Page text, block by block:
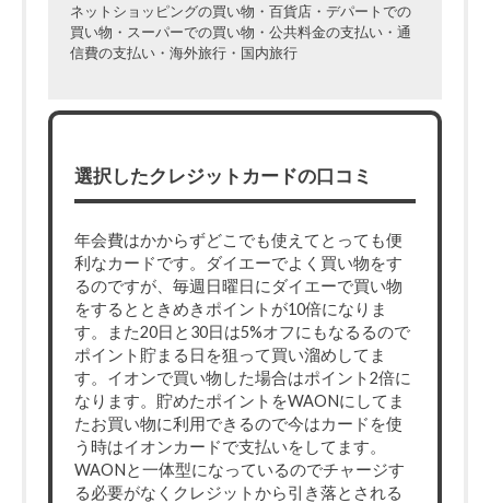
ネットショッピングの買い物・百貨店・デパートでの
買い物・スーパーでの買い物・公共料金の支払い・通
信費の支払い・海外旅行・国内旅行
選択したクレジットカードの口コミ
年会費はかからずどこでも使えてとっても便
利なカードです。ダイエーでよく買い物をす
るのですが、毎週日曜日にダイエーで買い物
をするとときめきポイントが10倍になりま
す。また20日と30日は5%オフにもなるるので
ポイント貯まる日を狙って買い溜めしてま
す。イオンで買い物した場合はポイント2倍に
なります。貯めたポイントをWAONにしてま
たお買い物に利用できるので今はカードを使
う時はイオンカードで支払いをしてます。
WAONと一体型になっているのでチャージす
る必要がなくクレジットから引き落とされる